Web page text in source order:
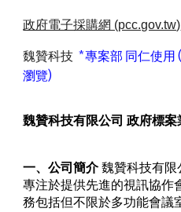
政府電子採購網 (pcc.gov.tw)
魏贊科技 *專案部 同仁使用
瀏覽)
魏贊科技有限公司 政府標案
一、公司簡介魏贊科技有限
專注於提供先進的視訊協作
務包括但不限於多功能會議